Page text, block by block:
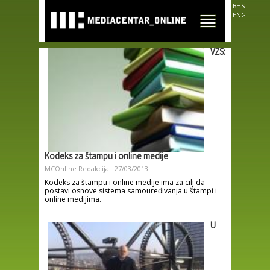
main
content
BHS
ENG
VZS:
Kodeks za štampu i online medije
MCOnline Redakcija 27/03/2013
Kodeks za štampu i online medije ima za cilj da
postavi osnove sistema samouređivanja u štampi i
online medijima.
U